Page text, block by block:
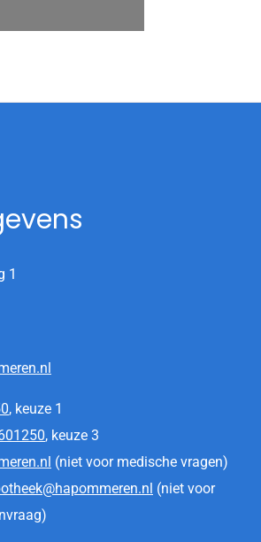
1
, keuze 1
, keuze 3
(niet voor medische vragen)
(niet voor